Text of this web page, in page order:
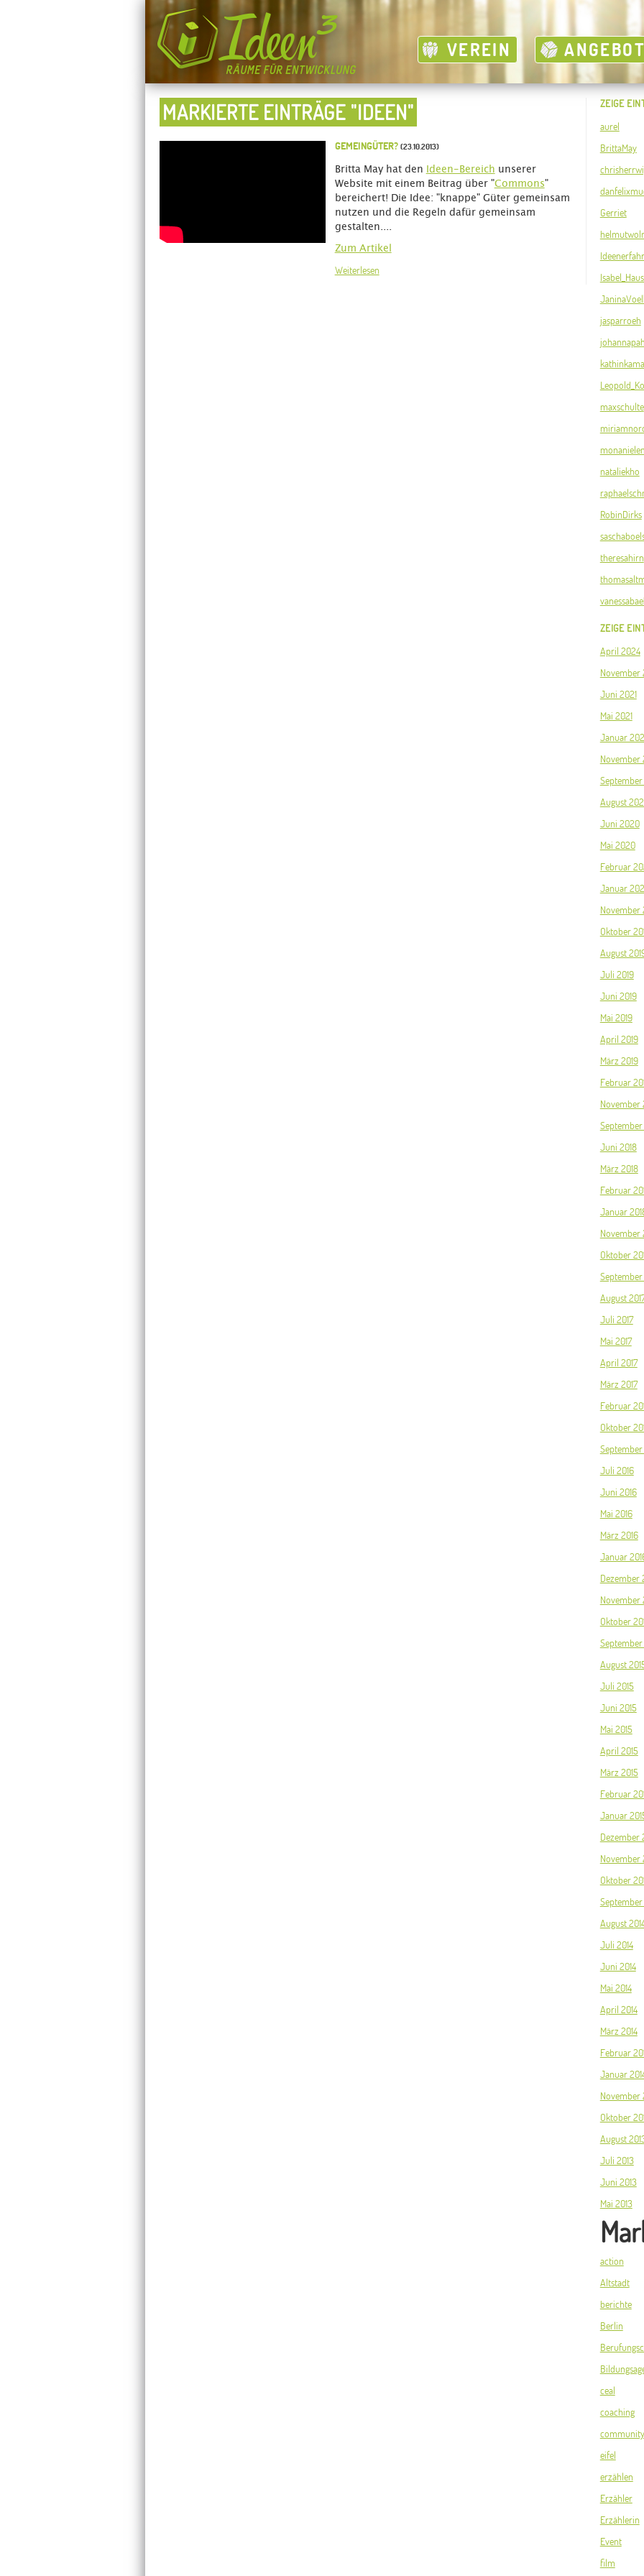
VEREIN ANGEBOT
MARKIERTE EINTRÄGE "IDEEN"
GEMEINGÜTER? (23.10.2013)
Britta May hat den Ideen-Bereich unserer
Website mit einem Beitrag über "Commons"
bereichert! Die Idee: "knappe" Güter gemeinsam
nutzen und die Regeln dafür gemeinsam
gestalten....
Zum Artikel
Weiterlesen
ZEIGE
aurel
BrittaMay
Gerriet
jasparroeh
maxschulte
nataliekho
RobinDirks
theresahirn
ZEIGE
April 2024
November
Juni 2021
Mai 2021
Januar
November
August
Juni 2020
Mai 2020
Februar
Januar
November
Oktober
August
Juli 2019
Juni 2019
Mai 2019
April 2019
März 2019
Februar
November
September
Juni 2018
März 2018
Februar
Januar
November
Oktober
September
August
Juli 2017
Mai 2017
April 2017
März 2017
Februar
Oktober
September
Juli 2016
Juni 2016
Mai 2016
März 2016
Januar
Dezember
November
Oktober
September
August
Juli 2015
Juni 2015
Mai 2015
April 2015
März 2015
Februar
Januar
Dezember
November
Oktober
September
August
Juli 2014
Juni 2014
Mai 2014
April 2014
März 2014
Februar
Januar
November
Oktober
August
Juli 2013
Juni 2013
Mai 2013
action
Altstadt
berichte
Berlin
ceal
coaching
community
eifel
erzählen
Erzähler
Erzählerin
Event
film